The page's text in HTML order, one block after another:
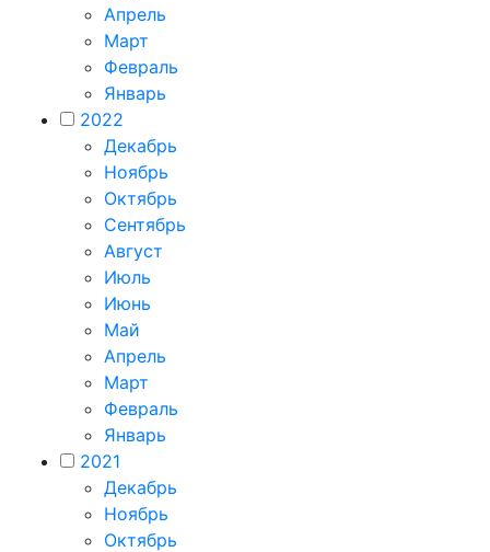
Апрель
Март
Февраль
Январь
2022
Декабрь
Ноябрь
Октябрь
Сентябрь
Август
Июль
Июнь
Май
Апрель
Март
Февраль
Январь
2021
Декабрь
Ноябрь
Октябрь